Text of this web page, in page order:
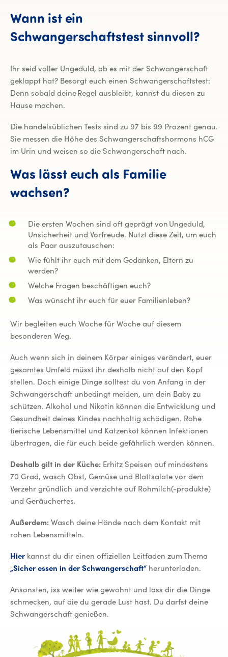
Wann ist ein
Schwangerschaftstest sinnvoll?
Ihr seid voller Ungeduld, ob es mit der Schwangerschaft
geklappt hat? Besorgt euch einen Schwangerschaftstest:
Denn sobald deine Regel ausbleibt, kannst du diesen zu
Hause machen.
Die handelsüblichen Tests sind zu 97 bis 99 Prozent genau.
Sie messen die Höhe des Schwangerschaftshormons hCG
im Urin und weisen so die Schwangerschaft nach.
Was lässt euch als Familie
wachsen?
Die ersten Wochen sind oft geprägt von Ungeduld,
Unsicherheit und Vorfreude. Nutzt diese Zeit, um euch
als Paar auszutauschen:
Wie fühlt ihr euch mit dem Gedanken, Eltern zu
werden?
Welche Fragen beschäftigen euch?
Was wünscht ihr euch für euer Familienleben?
Wir begleiten euch Woche für Woche auf diesem
besonderen Weg.
Auch wenn sich in deinem Körper einiges verändert, euer
gesamtes Umfeld müsst ihr deshalb nicht auf den Kopf
stellen. Doch einige Dinge solltest du von Anfang in der
Schwangerschaft unbedingt meiden, um dein Baby zu
schützen. Alkohol und Nikotin können die Entwicklung und
Gesundheit deines Kindes nachhaltig schädigen. Rohe
tierische Lebensmittel und Katzenkot können Infektionen
übertragen, die für euch beide gefährlich werden können.
Deshalb gilt in der Küche: Erhitz Speisen auf mindestens
70 Grad, wasch Obst, Gemüse und Blattsalate vor dem
Verzehr gründlich und verzichte auf Rohmilch(-produkte)
und Geräuchertes.
Außerdem: Wasch deine Hände nach dem Kontakt mit
rohen Lebensmitteln.
Hier kannst du dir einen offiziellen Leitfaden zum Thema
„Sicher essen in der Schwangerschaft“ herunterladen.
Ansonsten, iss weiter wie gewohnt und lass dir die Dinge
schmecken, auf die du gerade Lust hast. Du darfst deine
Schwangerschaft genießen.